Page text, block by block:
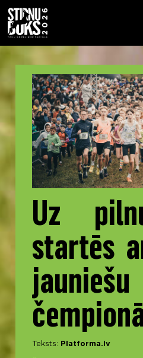
Uz
startēs
jauniešu
Teksts: Platforma.lv